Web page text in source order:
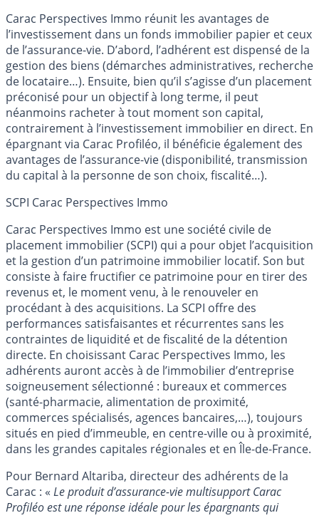
Carac Perspectives Immo réunit les avantages de
l’investissement dans un fonds immobilier papier et ceux
de l’assurance-vie. D’abord, l’adhérent est dispensé de la
gestion des biens (démarches administratives, recherche
de locataire…). Ensuite, bien qu’il s’agisse d’un placement
préconisé pour un objectif à long terme, il peut
néanmoins racheter à tout moment son capital,
contrairement à l’investissement immobilier en direct. En
épargnant via Carac Profiléo, il bénéficie également des
avantages de l’assurance-vie (disponibilité, transmission
du capital à la personne de son choix, fiscalité…).
SCPI Carac Perspectives Immo
Carac Perspectives Immo est une société civile de
placement immobilier (SCPI) qui a pour objet l’acquisition
et la gestion d’un patrimoine immobilier locatif. Son but
consiste à faire fructifier ce patrimoine pour en tirer des
revenus et, le moment venu, à le renouveler en
procédant à des acquisitions. La SCPI offre des
performances satisfaisantes et récurrentes sans les
contraintes de liquidité et de fiscalité de la détention
directe. En choisissant Carac Perspectives Immo, les
adhérents auront accès à de l’immobilier d’entreprise
soigneusement sélectionné : bureaux et commerces
(santé-pharmacie, alimentation de proximité,
commerces spécialisés, agences bancaires,…), toujours
situés en pied d’immeuble, en centre-ville ou à proximité,
dans les grandes capitales régionales et en Île-de-France.
Pour Bernard Altariba, directeur des adhérents de la
Carac : « Le produit d’assurance-vie multisupport Carac
Profiléo est une réponse idéale pour les épargnants qui